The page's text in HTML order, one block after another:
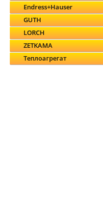
Endress+Hauser
GUTH
LORCH
ZETKAMA
Теплоагрегат